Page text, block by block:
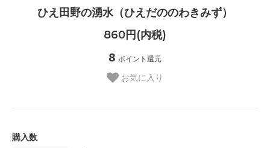
ひえ田野の湧水（ひえだののわきみず）
860円(内税)
8 ポイント還元
お気に入り
購入数